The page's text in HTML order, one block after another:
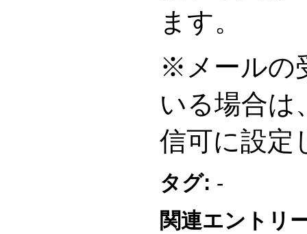
ます。
※メールの
いる場合は
信可に設定
タグ: -
関連エントリ